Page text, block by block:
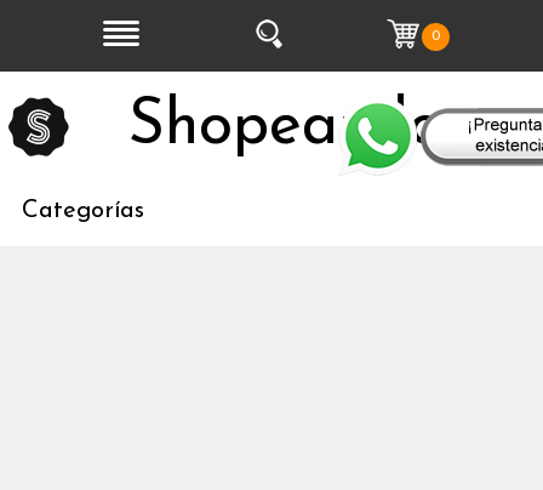
0
Shopeandoo
Categorías